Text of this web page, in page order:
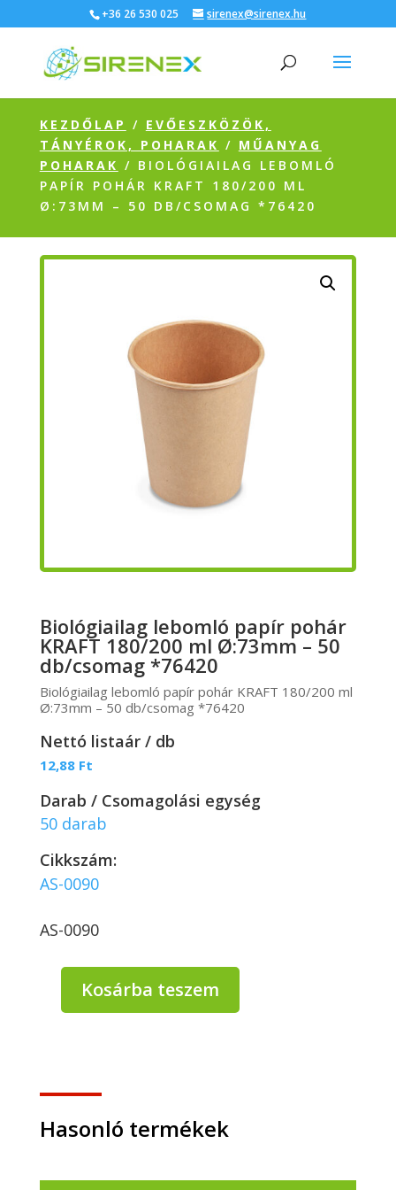
+36 26 530 025 sirenex@sirenex.hu
KEZDŐLAP / EVŐESZKÖZÖK,
TÁNYÉROK, POHARAK / MŰANYAG
POHARAK / BIOLÓGIAILAG LEBOMLÓ
PAPÍR POHÁR KRAFT 180/200 ML
Ø:73MM – 50 DB/CSOMAG *76420
Biológiailag lebomló papír pohár
KRAFT 180/200 ml Ø:73mm – 50
db/csomag *76420
Biológiailag lebomló papír pohár KRAFT 180/200 ml
Ø:73mm – 50 db/csomag *76420
Nettó listaár / db
12,88 Ft
Darab / Csomagolási egység
50 darab
Cikkszám:
AS-0090
AS-0090
Biológiailag
lebomló
180/200
ml
Ø:73mm
50
Kosárba teszem
Hasonló termékek